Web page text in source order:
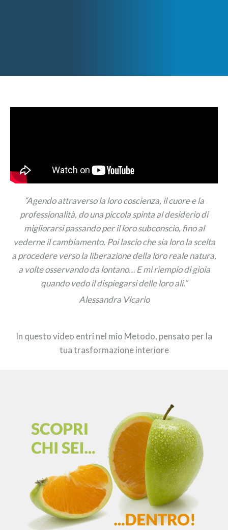
“Agendo attraverso la loro coscienza, il cuore e la
professionalità, do una piccola spinta al desiderio di
migliorarsi passando per il loro subconscio, fino al
vederne il cambiamento. Poi lascio che sia loro la scelta
a procedere verso la liberazione della loro reale natura,
a volte osservando da lontano… E mi riempio di gioia
quando vedo il dispiegarsi delle loro ali.”
Alessandra Vicario
In questo video entri nel mio Metodo, pensato per la
tua trasformazione interiore